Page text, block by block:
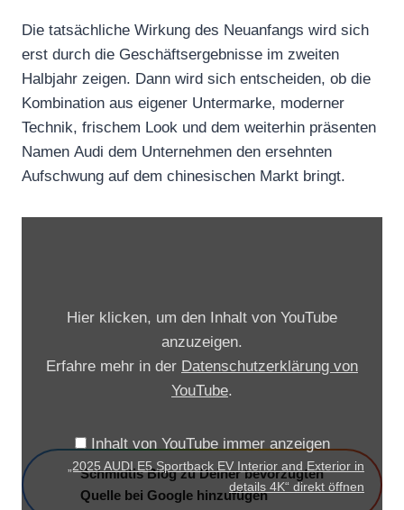
Die tatsächliche Wirkung des Neuanfangs wird sich
erst durch die Geschäftsergebnisse im zweiten
Halbjahr zeigen. Dann wird sich entscheiden, ob die
Kombination aus eigener Untermarke, moderner
Technik, frischem Look und dem weiterhin präsenten
Namen Audi dem Unternehmen den ersehnten
Aufschwung auf dem chinesischen Markt bringt.
E
5
S
Hier klicken, um den Inhalt von YouTube
anzuzeigen.
Erfahre mehr in der Datenschutzerklärung von
YouTube.
Inhalt von YouTube immer anzeigen
„2025 AUDI E5 Sportback EV Interior and Exterior in
details 4K“ direkt öffnen
Schmidtis Blog zu Deiner bevorzugten
Quelle bei Google hinzufügen